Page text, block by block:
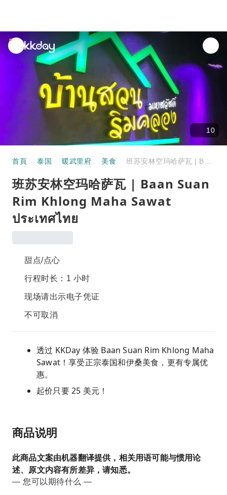
unread
notifications
10
首頁 泰国 暖武里府 美食
班苏安林空玛哈萨瓦 | Baan Suan
Rim Khlong Maha Sawat
ประเทศไทย
甜点/点心
行程时长：1 小时
现场请出示电子凭证
不可取消
透过 KKDay 体验 Baan Suan Rim Khlong Maha
Sawat！享受正宗泰国和伊桑美食，更有专属优
惠。
起价只要 25 美元！
商品说明
此商品文案由机器翻译提供，相关用语可能与惯用论
述、原文内容有所差异，请知悉。
— 您可以期待什么 —